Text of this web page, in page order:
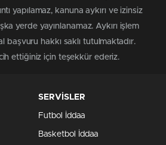
yapılamaz, kanuna aykırı ve izinsiz
yerde yayınlanamaz. Aykırı işlem
başvuru hakkı saklı tutulmaktadır.
ettiğiniz için teşekkür ederiz.
SERVİSLER
Futbol İddaa
Basketbol İddaa